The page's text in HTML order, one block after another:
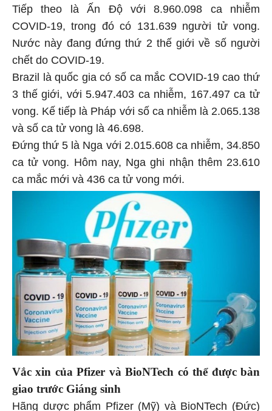
Tiếp theo là Ấn Độ với 8.960.098 ca nhiễm
COVID-19, trong đó có 131.639 người tử vong.
Nước này đang đứng thứ 2 thế giới về số người
chết do COVID-19.
Brazil là quốc gia có số ca mắc COVID-19 cao thứ
3 thế giới, với 5.947.403 ca nhiễm, 167.497 ca tử
vong. Kế tiếp là Pháp với số ca nhiễm là 2.065.138
và số ca tử vong là 46.698.
Đứng thứ 5 là Nga với 2.015.608 ca nhiễm, 34.850
ca tử vong. Hôm nay, Nga ghi nhận thêm 23.610
ca mắc mới và 436 ca tử vong mới.
Vắc xin của Pfizer và BioNTech có thể được bàn
giao trước Giáng sinh
Hãng dược phẩm Pfizer (Mỹ) và BioNTech (Đức)